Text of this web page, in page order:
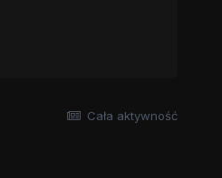
Cała aktywność